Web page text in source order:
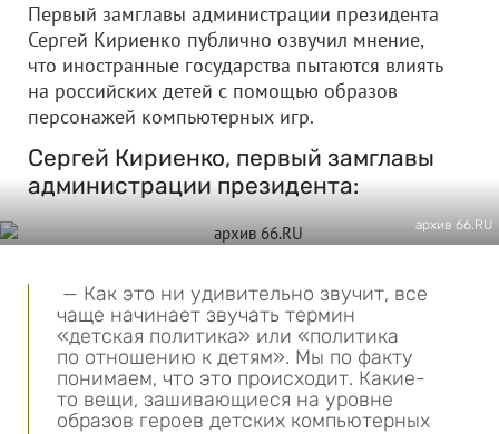
Первый замглавы администрации президента
Сергей Кириенко публично озвучил мнение,
что иностранные государства пытаются влиять
на российских детей с помощью образов
персонажей компьютерных игр.
Сергей Кириенко, первый замглавы
администрации президента:
архив 66.RU
— Как это ни удивительно звучит, все
чаще начинает звучать термин
«детская политика» или «политика
по отношению к детям». Мы по факту
понимаем, что это происходит. Какие-
то вещи, зашивающиеся на уровне
образов героев детских компьютерных